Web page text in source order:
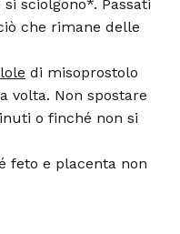
sciolgono*. Passati
che rimane delle
di misoprostolo
volta. Non spostare
o finché non si
feto e placenta non